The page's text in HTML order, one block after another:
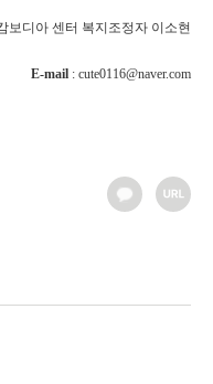
보디아 센터 복지조정자 이소현
E-mail : cute0116@naver.com